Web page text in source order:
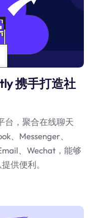
携手打造社
台，聚合在线聊天
、Messenger、
、Wechat，能够
供便利。